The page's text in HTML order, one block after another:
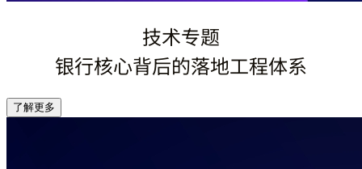
技术专题
银行核心背后的落地工程体系
了解更多